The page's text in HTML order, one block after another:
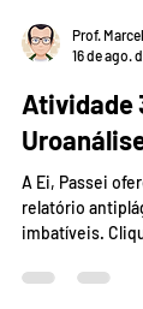
Prof. Marcelo
16 de ago.
Atividade
A Ei, Passei